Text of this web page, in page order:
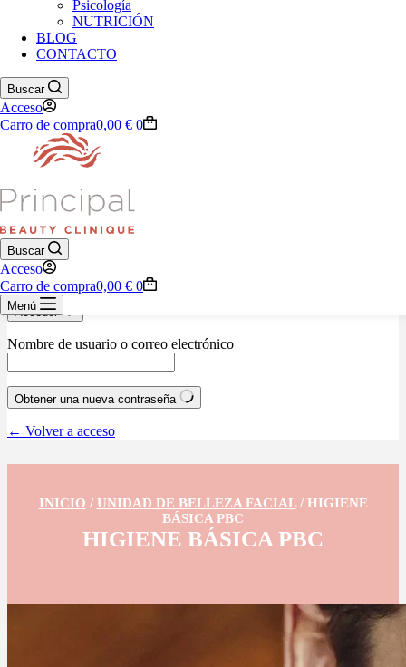
928 76 33 29
Carrito de compra
Tu carrito está vacío.
Volver a la tienda
Nombre de usuario o correo electrónico
Contraseña
Recordarme ¿Olvidaste la contraseña?
Acceder
Nombre de usuario o correo electrónico
Obtener una nueva contraseña
← Volver a acceso
Psicología
NUTRICIÓN
BLOG
CONTACTO
Buscar
Acceso
Carro de compra0,00 € 0
Buscar
Acceso
Carro de compra0,00 € 0
Menú
INICIO / UNIDAD DE BELLEZA FACIAL/ HIGIENE
BÁSICA PBC
HIGIENE BÁSICA PBC